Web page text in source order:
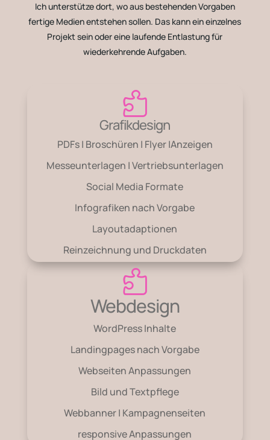
Ich unterstütze dort, wo aus bestehenden Vorgaben
fertige Medien entstehen sollen. Das kann ein einzelnes
Projekt sein oder eine laufende Entlastung für
wiederkehrende Aufgaben.

Grafikdesign
PDFs | Broschüren | Flyer |Anzeigen
Messeunterlagen |Vertriebsunterlagen
Social Media Formate
Infografiken nach Vorgabe
Layoutadaptionen
Reinzeichnung und Druckdaten

Webdesign
WordPress Inhalte
Landingpages nach Vorgabe
Webseiten Anpassungen
Bild und Textpflege
Webbanner | Kampagnenseiten
responsive Anpassungen